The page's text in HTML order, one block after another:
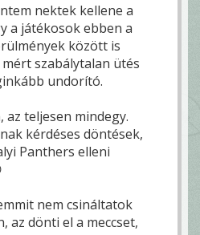
nektek kellene a
a játékosok ebben a
között is
szabálytalan ütés
undorító.
az teljesen mindegy.
kérdéses döntések,
Panthers elleni
nem csináltatok
az dönti el a meccset,